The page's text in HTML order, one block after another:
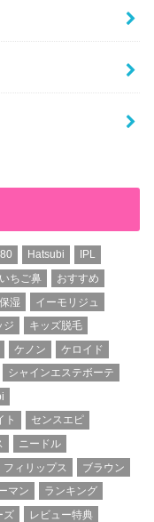
Hatsubi
IPL
いちご鼻
おすすめ
湿
イーモリジュ
ジ
キッズ脱毛
ケノン
ケロイド
シャインエステボーテ
ト
センスエピ
ニードル
フィリップス
ブラウン
マン
ランキング
ズ
レビュー特典